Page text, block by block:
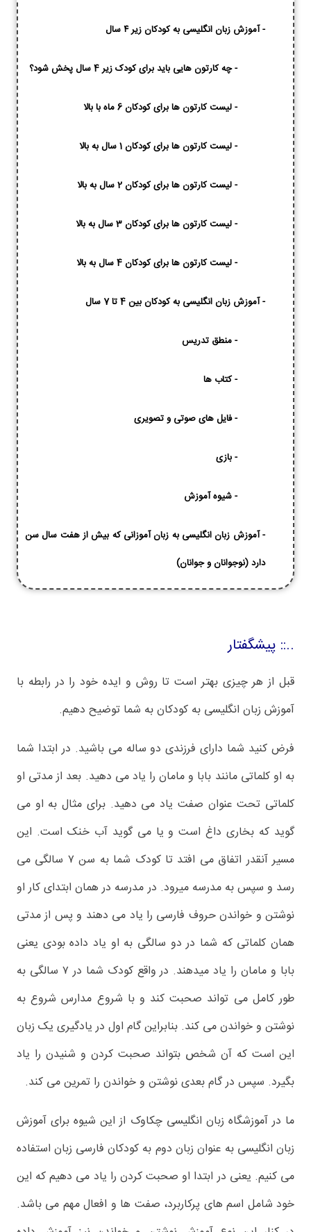
-آموزش زبان انگلیسی به کودکان زیر ۴ سال
-چه کارتون هایی باید برای کودک زیر 4 سال پخش شود؟
-لیست کارتون ها برای کودکان 6 ماه با بالا
-لیست کارتون ها برای کودکان 1 سال به بالا
-لیست کارتون ها برای کودکان 2 سال به بالا
-لیست کارتون ها برای کودکان 3 سال به بالا
-لیست کارتون ها برای کودکان 4 سال به بالا
-آموزش زبان انگلیسی به کودکان بین 4 تا 7 سال
-منطق تدریس
-کتاب ها
-فایل های صوتی و تصویری
-بازی
-شیوه آموزش
-آموزش زبان انگلیسی به زبان آموزانی که بیش از هفت سال سن
دارد (نوجوانان و جوانان)
..:: پیشگفتار
قبل از هر چیزی بهتر است تا روش و ایده خود را در رابطه با
آموزش زبان انگلیسی به کودکان به شما توضیح دهیم.
فرض کنید شما دارای فرزندی دو ساله می باشید. در ابتدا شما
به او کلماتی مانند بابا و مامان را یاد می دهید. بعد از مدتی او
کلماتی تحت عنوان صفت یاد می دهید. برای مثال به او می
گوید که بخاری داغ است و یا می گوید آب خنک است. این
مسیر آنقدر اتفاق می افتد تا کودک شما به سن ۷ سالگی می
رسد و سپس به مدرسه میرود. در مدرسه در همان ابتدای کار او
نوشتن و خواندن حروف فارسی را یاد می دهند و پس از مدتی
همان کلماتی که شما در دو سالگی به او یاد داده بودی یعنی
بابا و مامان را یاد میدهند. در واقع کودک شما در ۷ سالگی به
طور کامل می تواند صحبت کند و با شروع مدارس شروع به
نوشتن و خواندن می کند. بنابراین گام اول در یادگیری یک زبان
این است که آن شخص بتواند صحبت کردن و شنیدن را یاد
بگیرد. سپس در گام بعدی نوشتن و خواندن را تمرین می کند.
ما در آموزشگاه زبان انگلیسی چکاوک از این شیوه برای آموزش
زبان انگلیسی به عنوان زبان دوم به کودکان فارسی زبان استفاده
می کنیم. یعنی در ابتدا او صحبت کردن را یاد می دهیم که این
خود شامل اسم های پرکاربرد، صفت ها و افعال مهم می باشد.